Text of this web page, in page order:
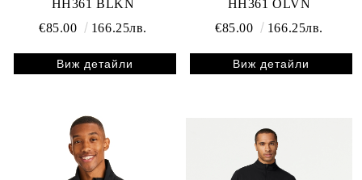
HH361 BLKN
€85.00
166.25лв.
Виж детайли
HH361 OLVN
€85.00
166.25лв.
Виж детайли